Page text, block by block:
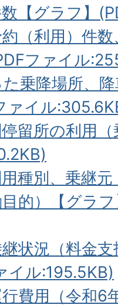
【グラフ】
（利用）件
ファイル
乗降場所、
ァイル
留所の利用
種別、乗継
的）【グラ
状況（料金
イル:195.5KB)
費用（令和6